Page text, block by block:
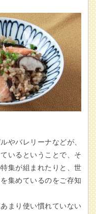
やバレリーナなどが、
いるということで、そ
集が組まれたりと、世
集めているのをご存知
まり使い慣れていない